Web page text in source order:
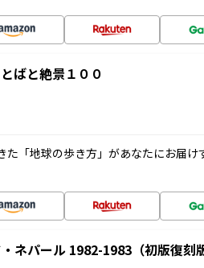
ばと絶景１００
た「地球の歩き方」があなたにお届け
ネパール 1982-1983（初版復刻版